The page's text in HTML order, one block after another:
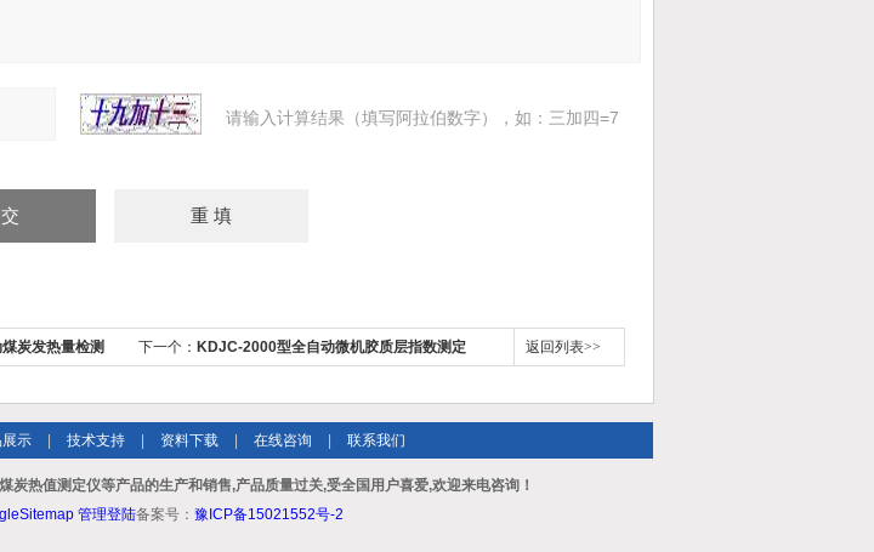
请输入计算结果（填写阿拉伯数字），如：三加四=7
炭发热量检测 下一个： KDJC-2000型全自动微机胶质层指数测定 返回列表>>
展示 技术支持 资料下载 在线咨询 联系我们
热值测定仪等产品的生产和销售,产品质量过关,受全国用户喜爱,欢迎来电咨询！
管理登陆备案号： 豫ICP备15021552号-2